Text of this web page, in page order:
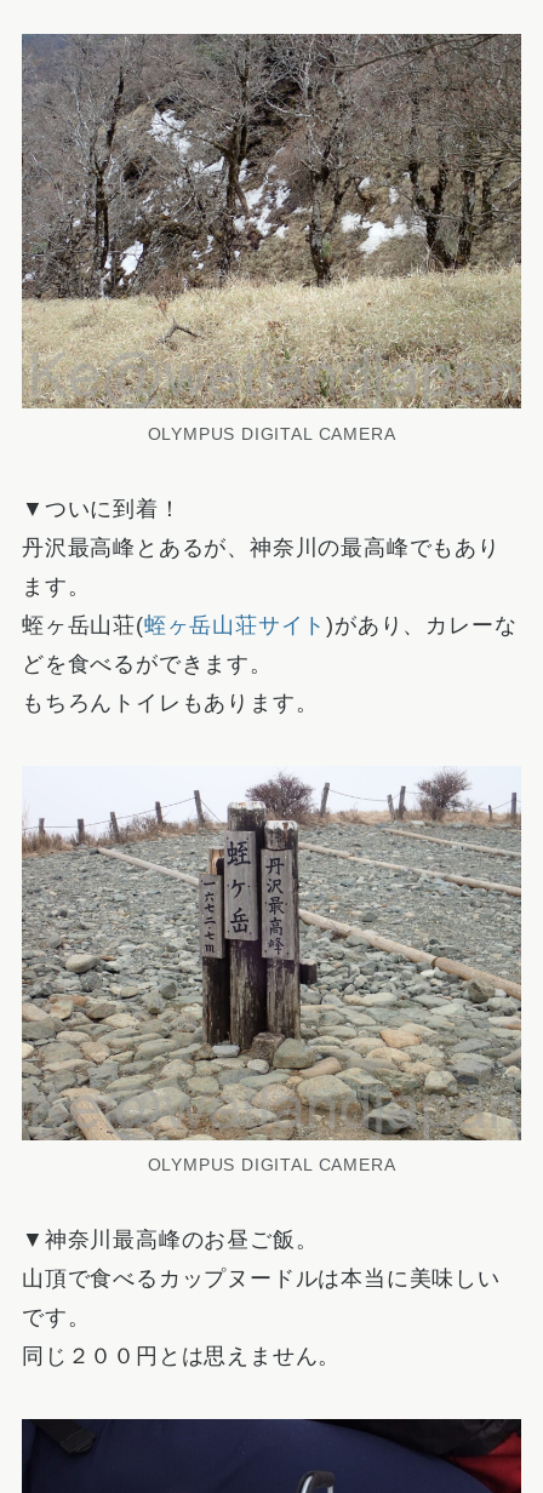
OLYMPUS DIGITAL CAMERA
▼ついに到着！
丹沢最高峰とあるが、神奈川の最高峰でもあり
ます。
蛭ヶ岳山荘(蛭ヶ岳山荘サイト)があり、カレーな
どを食べるができます。
もちろんトイレもあります。
OLYMPUS DIGITAL CAMERA
▼神奈川最高峰のお昼ご飯。
山頂で食べるカップヌードルは本当に美味しい
です。
同じ２００円とは思えません。